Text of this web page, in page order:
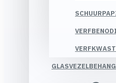
GLASVEZELBEHANG